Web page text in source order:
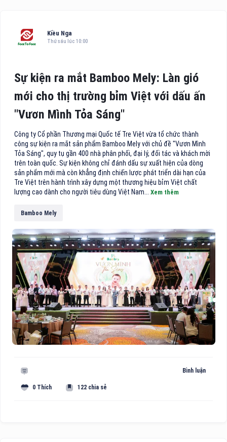
Kiều Nga
Thứ sáu lúc 10:00
Sự kiện ra mắt Bamboo Mely: Làn gió
mới cho thị trường bỉm Việt với dấu ấn
"Vươn Mình Tỏa Sáng"
Công ty Cổ phần Thương mại Quốc tế Tre Việt vừa tổ chức thành
công sự kiện ra mắt sản phẩm Bamboo Mely với chủ đề "Vươn Mình
Tỏa Sáng", quy tụ gần 400 nhà phân phối, đại lý, đối tác và khách mời
trên toàn quốc. Sự kiện không chỉ đánh dấu sự xuất hiện của dòng
sản phẩm mới mà còn khẳng định chiến lược phát triển dài hạn của
Tre Việt trên hành trình xây dựng một thương hiệu bỉm Việt chất
lượng cao dành cho người tiêu dùng Việt Nam... Xem thêm
Bamboo Mely
Bình luận
0 Thích 122 chia sẻ